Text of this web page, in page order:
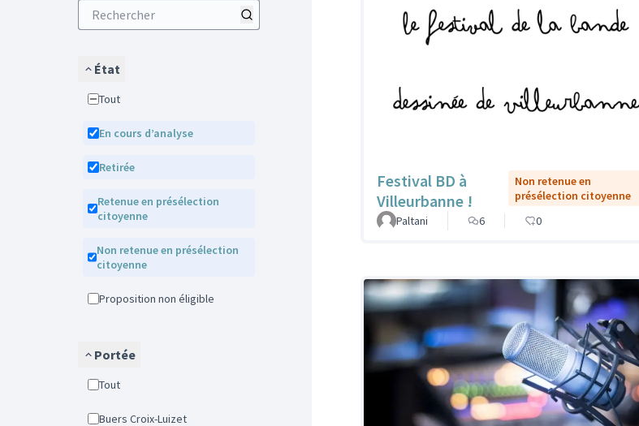
État
Tout
En cours d’analyse
Retirée
Retenue en présélection
citoyenne
Non retenue en présélection
citoyenne
Proposition non éligible
Portée
Tout
Buers Croix-Luizet
Festival BD à
Villeurbanne !
Non retenue en
présélection citoyenne
Paltani
6 0